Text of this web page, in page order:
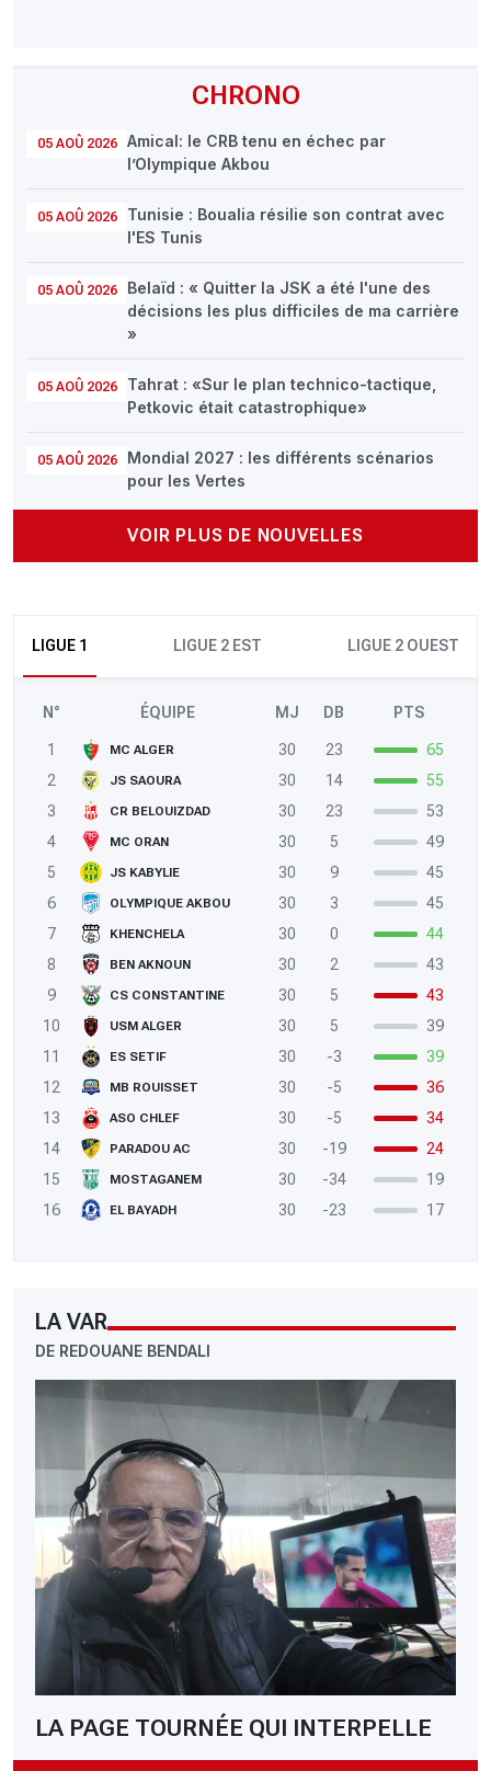
CHRONO
05 AOÛ 2026
Amical: le CRB tenu en échec par
l’Olympique Akbou
05 AOÛ 2026
Tunisie : Boualia résilie son contrat avec
l'ES Tunis
05 AOÛ 2026
Belaïd : « Quitter la JSK a été l'une des
décisions les plus difficiles de ma carrière
»
05 AOÛ 2026
Tahrat : «Sur le plan technico-tactique,
Petkovic était catastrophique»
05 AOÛ 2026
Mondial 2027 : les différents scénarios
pour les Vertes
VOIR PLUS DE NOUVELLES
LIGUE 1 LIGUE 2 EST LIGUE 2 OUEST
N° ÉQUIPE MJ DB PTS
1 MC ALGER 30 23
65
2
JS SAOURA 30 14
55
3
CR BELOUIZDAD 30 23
53
4
MC ORAN 30 5
49
5
JS KABYLIE 30 9
45
6
OLYMPIQUE AKBOU 30 3
45
7
KHENCHELA 30 0
44
8
BEN AKNOUN 30 2
43
9
CS CONSTANTINE 30 5
43
10
USM ALGER 30 5
39
11
ES SETIF 30 -3
39
12
MB ROUISSET 30 -5
36
13
ASO CHLEF 30 -5
34
14
PARADOU AC 30 -19
24
15
MOSTAGANEM 30 -34
19
16
EL BAYADH 30 -23 17
LA VAR
DE REDOUANE BENDALI
LA PAGE TOURNÉE QUI INTERPELLE